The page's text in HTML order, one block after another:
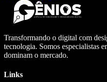
Transformando o digital com
tecnologia. Somos especialistas
dominam o mercado.
Links